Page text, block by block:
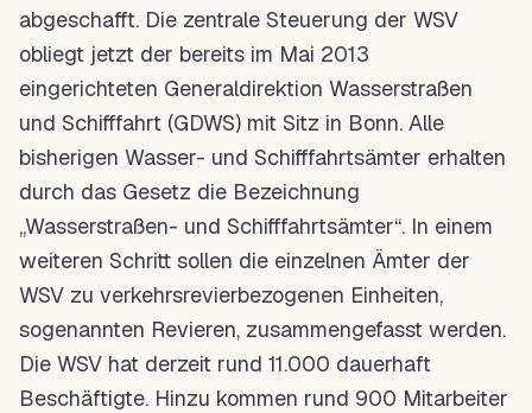
abgeschafft. Die zentrale Steuerung der WSV
obliegt jetzt der bereits im Mai 2013
eingerichteten Generaldirektion Wasserstraßen
und Schifffahrt (GDWS) mit Sitz in Bonn. Alle
bisherigen Wasser- und Schifffahrtsämter erhalten
durch das Gesetz die Bezeichnung
„Wasserstraßen- und Schifffahrtsämter“. In einem
weiteren Schritt sollen die einzelnen Ämter der
WSV zu verkehrsrevierbezogenen Einheiten,
sogenannten Revieren, zusammengefasst werden.
Die WSV hat derzeit rund 11.000 dauerhaft
Beschäftigte. Hinzu kommen rund 900 Mitarbeiter